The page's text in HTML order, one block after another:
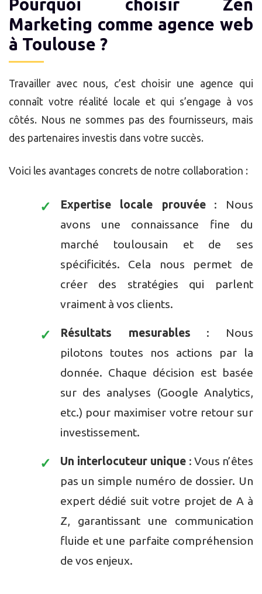
Pourquoi choisir Zen
Marketing comme agence web
à Toulouse ?
Travailler avec nous, c’est choisir une agence qui
connaît votre réalité locale et qui s’engage à vos
côtés. Nous ne sommes pas des fournisseurs, mais
des partenaires investis dans votre succès.
Voici les avantages concrets de notre collaboration :
Expertise locale prouvée: Nous
avons une connaissance fine du
marché toulousain et de ses
spécificités. Cela nous permet de
créer des stratégies qui parlent
vraiment à vos clients.
Résultats mesurables : Nous
pilotons toutes nos actions par la
donnée. Chaque décision est basée
sur des analyses (Google Analytics,
etc.) pour maximiser votre retour sur
investissement.
Un interlocuteur unique : Vous n’êtes
pas un simple numéro de dossier. Un
expert dédié suit votre projet de A à
Z, garantissant une communication
fluide et une parfaite compréhension
de vos enjeux.